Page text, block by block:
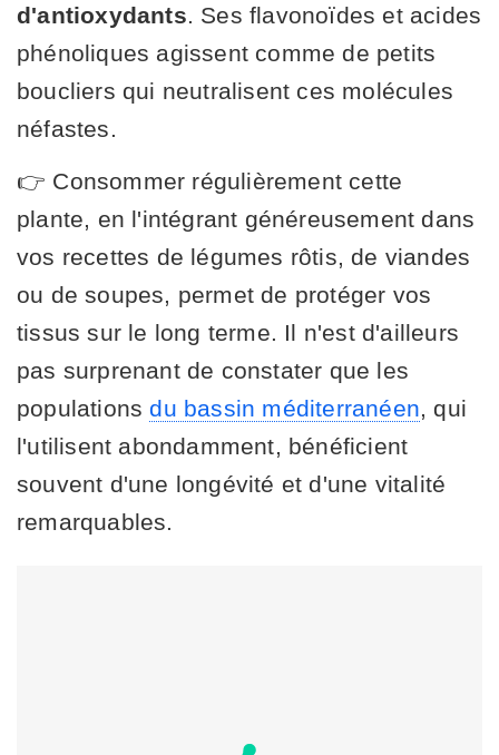
d'antioxydants . Ses flavonoïdes et acides
phénoliques agissent comme de petits
boucliers qui neutralisent ces molécules
néfastes.
👉 Consommer régulièrement cette
plante, en l'intégrant généreusement dans
vos recettes de légumes rôtis, de viandes
ou de soupes, permet de protéger vos
tissus sur le long terme. Il n'est d'ailleurs
pas surprenant de constater que les
populationsdu bassin méditerranéen , qui
l'utilisent abondamment, bénéficient
souvent d'une longévité et d'une vitalité
remarquables.